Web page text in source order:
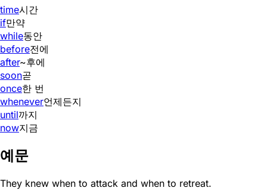
time시간
if만약
while동안
before전에
after~후에
soon곧
once한 번
whenever언제든지
until까지
now지금
예문
They knew when to attack and when to retreat.